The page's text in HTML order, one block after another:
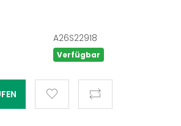
A26S22918
Verfügbar